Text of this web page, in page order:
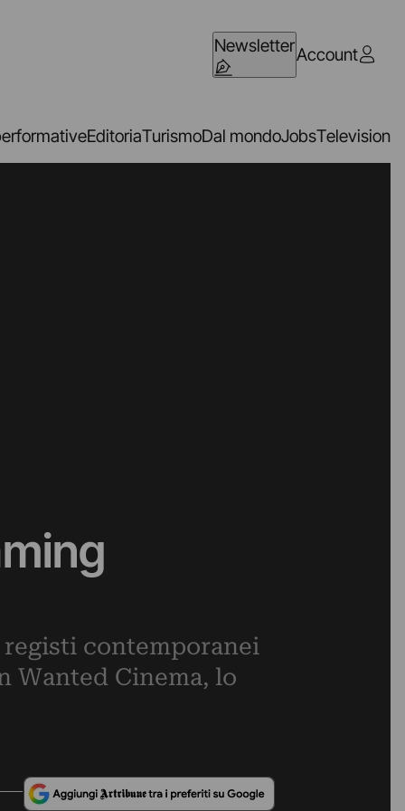
NewsletterAccount
EditoriaTurismoDal mondoJobsTelevision
contemporanei
Wanted Cinema, lo